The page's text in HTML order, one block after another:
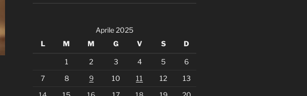
Aprile 2025
L
M M G V S D
1 2 3 4 5
6
7
8 9 10 11 12
13